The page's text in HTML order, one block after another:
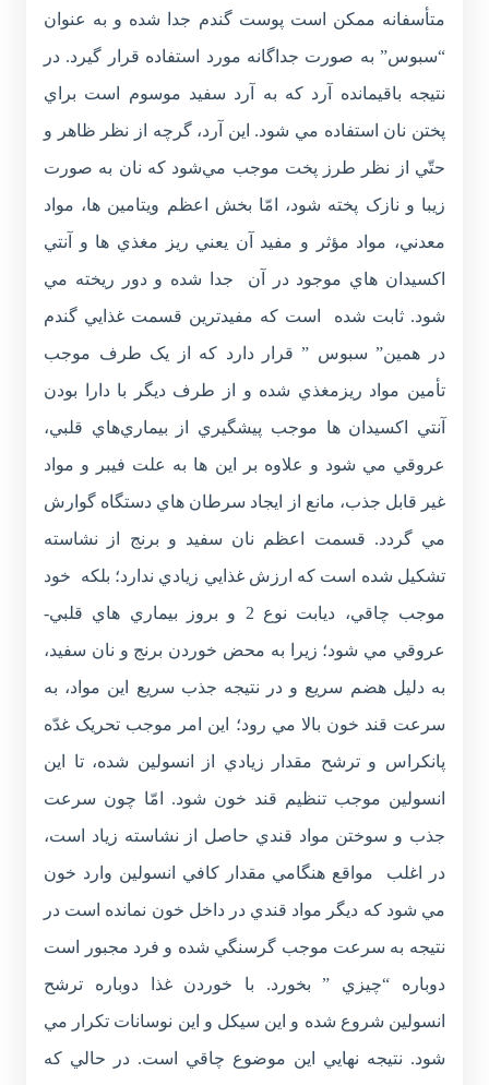
متأسفانه ممکن است پوست گندم جدا شده و به عنوان
“سبوس” به صورت جداگانه مورد استفاده قرار گيرد. در
نتيجه باقيمانده آرد که به آرد سفيد موسوم است براي
پختن نان استفاده مي شود. اين آرد، گرچه از نظر ظاهر و
حتّي از نظر طرز پخت موجب مي‌شود که نان به صورت
زيبا و نازک پخته شود، امّا بخش اعظم ويتامين ها، مواد
معدني، مواد مؤثر و مفيد آن يعني ريز مغذي ها و آنتي
اکسيدان هاي موجود در آن جدا شده و دور ريخته مي
شود. ثابت شده است که مفيدترين قسمت غذايي گندم
در همين” سبوس ” قرار دارد که از يک طرف موجب
تأمين مواد ريزمغذي شده و از طرف ديگر با دارا بودن
آنتي اکسيدان ها موجب پيشگيري از بيماري‌هاي قلبي،
عروقي مي شود و علاوه بر اين ها به علت فيبر و مواد
غير قابل جذب، مانع از ايجاد سرطان هاي دستگاه گوارش
مي گردد. قسمت اعظم نان سفيد و برنج از نشاسته
تشکيل شده است که ارزش غذايي زيادي ندارد؛ بلکه خود
موجب چاقي، ديابت نوع 2 و بروز بيماري هاي قلبي-
عروقي مي شود؛ زيرا به محض خوردن برنج و نان سفيد،
به دليل هضم سريع و در نتيجه جذب سريع اين مواد، به
سرعت قند خون بالا مي رود؛ اين امر موجب تحريک غدّه
پانکراس و ترشح مقدار زيادي از انسولين شده، تا اين
انسولين موجب تنظيم قند خون شود. امّا چون سرعت
جذب و سوختن مواد قندي حاصل از نشاسته زياد است،
در اغلب مواقع هنگامي مقدار کافي انسولين وارد خون
مي شود که ديگر مواد قندي در داخل خون نمانده است در
نتيجه به سرعت موجب گرسنگي شده و فرد مجبور است
دوباره “چيزي ” بخورد. با خوردن غذا دوباره ترشح
انسولين شروع شده و اين سيکل و اين نوسانات تکرار مي
شود. نتيجه نهايي اين موضوع چاقي است. در حالي که